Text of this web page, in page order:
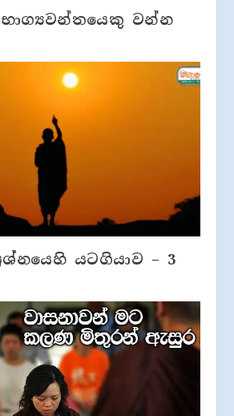
භාග්‍යවන්තයෙකු වන්න
යටගියාව – 3